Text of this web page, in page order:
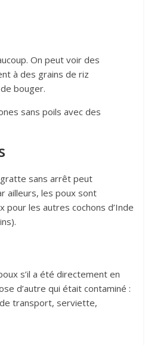
On peut voir des
à des grains de riz
bouger.
sans poils avec des
gratte sans arrêt peut
ailleurs, les poux sont
les autres cochons d’Inde
s’il a été directement en
d’autre qui était contaminé :
transport, serviette,